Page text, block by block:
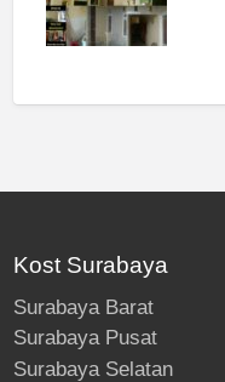
Kost Surabaya
Surabaya Barat
Surabaya Pusat
Surabaya Selatan